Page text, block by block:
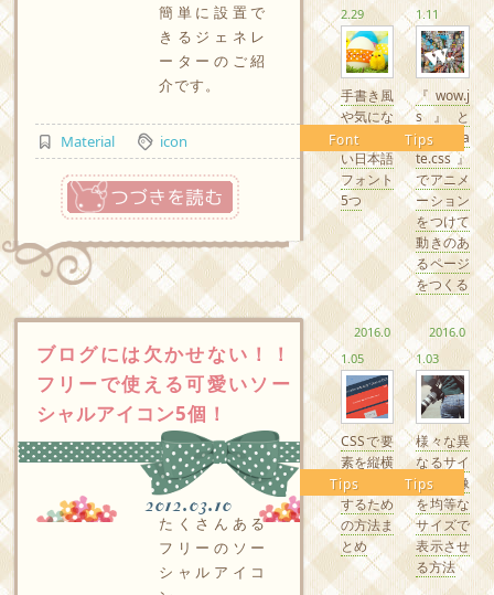
簡単に設置で
きるジェネレ
ーターのご紹
介です。
Material icon
つづきを読む
ブログには欠かせない！！
フリーで使える可愛いソー
シャルアイコン5個！
2012.03.10
たくさんある
フリーのソー
シャルアイコ
2.29
Font
手書き風
や気にな
るかわい
い日本語
フォント
5つ
1.11
Tips
『wow.j
s』と
『Anima
te.css』
でアニメ
ーション
をつけて
動きのあ
るページ
をつくる
2016.0
1.05
Tips
CSSで要
素を縦横
中央配置
するため
の方法ま
とめ
2016.0
1.03
Tips
様々な異
なるサイ
ズの画像
を均等な
サイズで
表示させ
る方法